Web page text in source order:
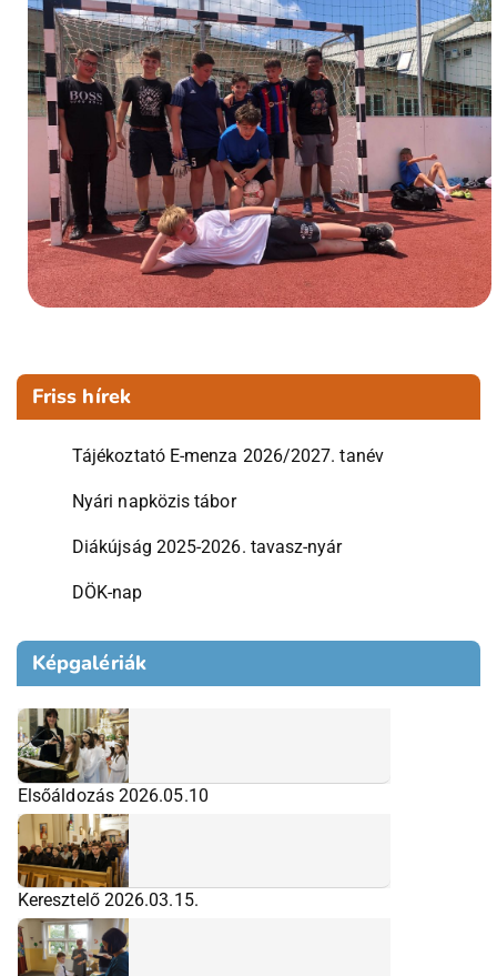
Friss hírek
Tájékoztató E-menza 2026/2027. tanév
Nyári napközis tábor
Diákújság 2025-2026. tavasz-nyár
DÖK-nap
Képgalériák
Elsőáldozás 2026.05.10
Keresztelő 2026.03.15.